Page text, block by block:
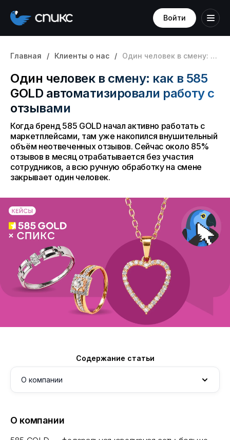
Войти
Главная / Клиенты о нас / Один человек в смену: как в 585 GOLD автоматизировали работу с отзывами
Один человек в смену: как в 585
GOLD автоматизировали работу с
отзывами
Когда бренд 585 GOLD начал активно работать с
маркетплейсами, там уже накопился внушительный
объём неотвеченных отзывов. Сейчас около 85%
отзывов в месяц отрабатывается без участия
сотрудников, а всю ручную обработку на смене
закрывает один человек.
Содержание статьи
О компании
С чем столкнулась компания
О компании